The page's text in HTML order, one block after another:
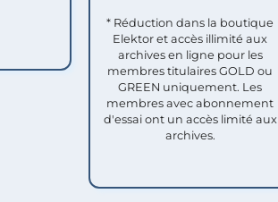
* Réduction dans la boutique
Elektor et accès illimité aux
archives en ligne pour les
membres titulaires GOLD ou
GREEN uniquement. Les
membres avec abonnement
d'essai ont un accès limité aux
archives.